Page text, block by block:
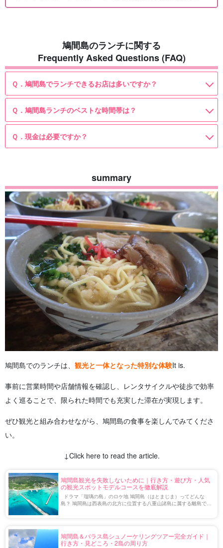
鳩間島のランチに関する
Frequently Asked Questions (FAQ)
Ｑ．鳩間島でランチできるお店は多いですか？
Ｑ．鳩間島ランチのベストな時間帯は？
Ｑ．現金は必要ですか？
summary
鳩間島でのランチは、 観光と一体となった特別な体験It is.
事前に営業時間や店舗情報を確認し、レンタサイクルや徒歩で効率
よく巡ることで、限られた時間でも充実した滞在が実現します。
ぜひ観光と組み合わせながら、鳩間島の食事を楽しんでみてくださ
い。
↓Click here to read the article.
鳩間島観光を失敗しないために｜行き方・遊び方・人気
の観光スポットモデルコースを徹底解説
ドラマ「瑠璃の島」のロケ地 鳩間島（はとまじま）ってどんな
島？ 鳩間島は西表島の北方に位置する八重山諸島に属する離島で
鳩間島＆バラス島シュノーケリングツアー完全ガイド｜
行き方・見どころ・2島の周り方